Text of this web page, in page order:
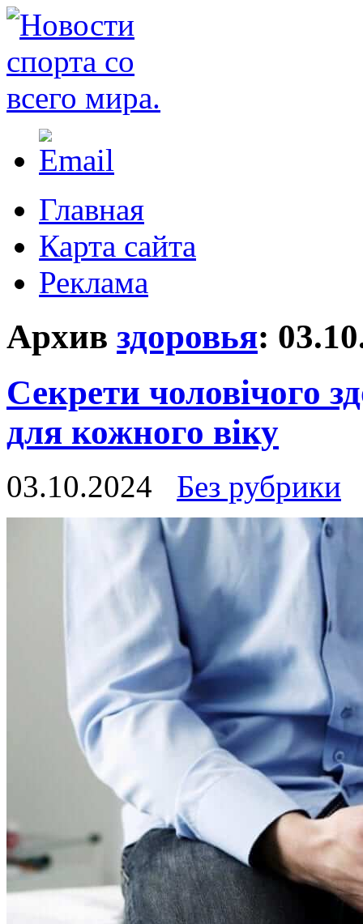
Главная
Карта сайта
Реклама
Архив здоровья:
Секрети чоловічого
для кожного віку
03.10.2024 Без рубрики